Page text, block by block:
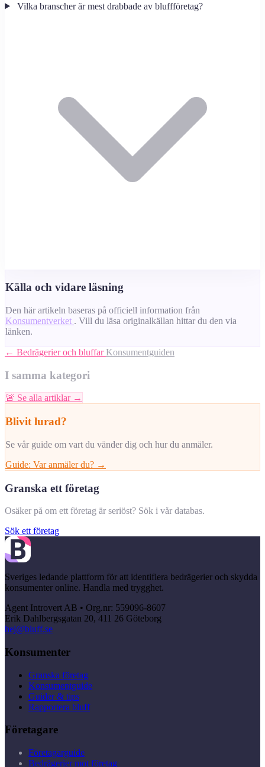
Vilka branscher är mest drabbade av bluffföretag?
Källa och vidare läsning
Den här artikeln baseras på officiell information från
Konsumentverket . Vill du läsa originalkällan hittar du den via
länken.
← Bedrägerier och bluffarKonsumentguiden
I samma kategori
🚨 Se alla artiklar →
Blivit lurad?
Se vår guide om vart du vänder dig och hur du anmäler.
Guide: Var anmäler du? →
Granska ett företag
Osäker på om ett företag är seriöst? Sök i vår databas.
Sök ett företag
Sveriges ledande plattform för att identifiera bedrägerier och skydda
konsumenter online. Handla med trygghet.
Agent Introvert AB • Org.nr: 559096-8607
Erik Dahlbergsgatan 20, 411 26 Göteborg
hej@bluff.se
Konsumenter
Granska företag
Konsumentguide
Guider & tips
Rapportera bluff
Företagare
Företagarguide
Bedrägerier mot företag